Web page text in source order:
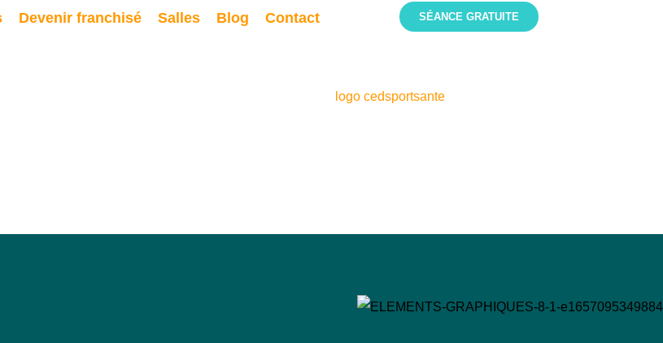
Devenir franchisé Salles Blog Contact SÉANCE GRATUITE